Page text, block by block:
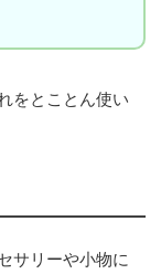
をとことん使い
サリーや小物に